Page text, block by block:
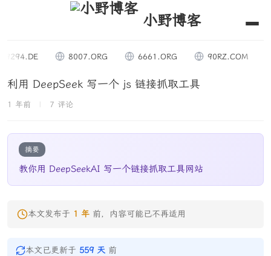
小野博客
8007.ORG 6661.ORG 90RZ.COM
利用 DeepSeek 写一个 js 链接抓取工具
1 年前 7 评论
摘要
教你用 DeepSeekAI 写一个链接抓取工具网站
本文发布于 1 年 前，内容可能已不再适用
本文已更新于 559 天 前